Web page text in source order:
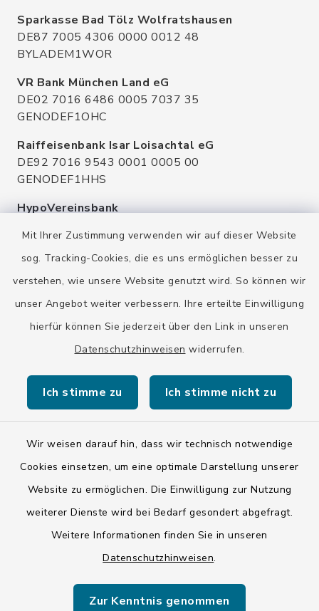
Mit Ihrer Zustimmung verwenden wir auf dieser Website
sog. Tracking-Cookies, die es uns ermöglichen besser zu
verstehen, wie unsere Website genutzt wird. So können wir
unser Angebot weiter verbessern. Ihre erteilte Einwilligung
hierfür können Sie jederzeit über den Link in unseren
Datenschutzhinweisen widerrufen.
Ich stimme zu Ich stimme nicht zu
Wir weisen darauf hin, dass wir technisch notwendige
Cookies einsetzen, um eine optimale Darstellung unserer
Website zu ermöglichen. Die Einwilligung zur Nutzung
weiterer Dienste wird bei Bedarf gesondert abgefragt.
Weitere Informationen finden Sie in unseren
Datenschutzhinweisen.
Zur Kenntnis genommen
Sparkasse Bad Tölz Wolfratshausen
DE87 7005 4306 0000 0012 48
BYLADEM1WOR
VR Bank München Land eG
DE02 7016 6486 0005 7037 35
GENODEF1OHC
Raiffeisenbank Isar Loisachtal eG
DE92 7016 9543 0001 0005 00
GENODEF1HHS
HypoVereinsbank
HYVEDEMMXXX
Kontakt
Barrierefreiheit
Impressum
ISIS 12
Sitemap
Cookie-Einstellungen